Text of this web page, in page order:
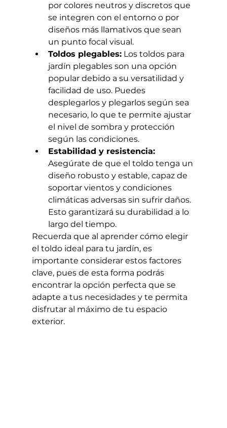
por colores neutros y discretos que
se integren con el entorno o por
diseños más llamativos que sean
un punto focal visual.
Toldos plegables: Los toldos para
jardín plegables son una opción
popular debido a su versatilidad y
facilidad de uso. Puedes
desplegarlos y plegarlos según sea
necesario, lo que te permite ajustar
el nivel de sombra y protección
según las condiciones.
Estabilidad y resistencia:
Asegúrate de que el toldo tenga un
diseño robusto y estable, capaz de
soportar vientos y condiciones
climáticas adversas sin sufrir daños.
Esto garantizará su durabilidad a lo
largo del tiempo.
Recuerda que al aprender cómo elegir
el toldo ideal para tu jardín, es
importante considerar estos factores
clave, pues de esta forma podrás
encontrar la opción perfecta que se
adapte a tus necesidades y te permita
disfrutar al máximo de tu espacio
exterior.